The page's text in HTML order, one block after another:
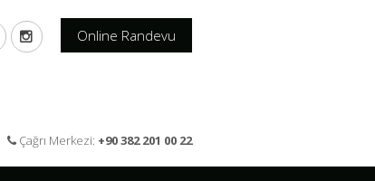
Online Randevu
Çağrı Merkezi: +90 382 201 00 22